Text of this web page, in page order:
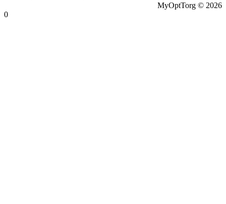
MyOptTorg © 2026
0